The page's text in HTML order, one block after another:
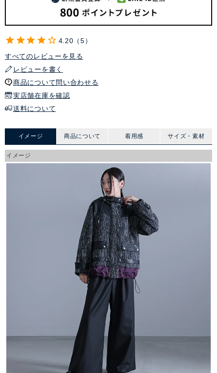
4.20
5
すべてのレビューを見る
レビューを書く
商品について問い合わせる
実店舗在庫を確認
送料について
イメージ 商品について 着用感 サイズ・素材
イメージ